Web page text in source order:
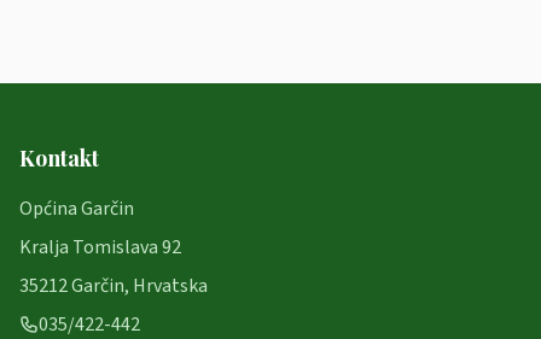
Kontakt
Općina Garčin
Kralja Tomislava 92
35212 Garčin, Hrvatska
035/422-442